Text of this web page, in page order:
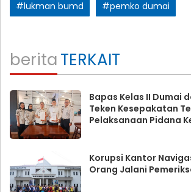
#lukman bumd #pemko dumai
beritaTERKAIT
Bapas Kelas II Dumai
Teken Kesepakatan
Pelaksanaan Pidana
Korupsi Kantor
Orang Jalani